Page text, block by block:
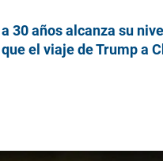
30 años alcanza su
el viaje de Trump a